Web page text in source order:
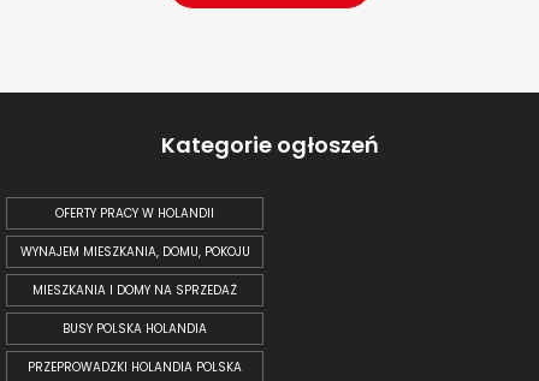
Kategorie ogłoszeń
OFERTY PRACY W HOLANDII
WYNAJEM MIESZKANIA, DOMU, POKOJU
MIESZKANIA I DOMY NA SPRZEDAŻ
BUSY POLSKA HOLANDIA
PRZEPROWADZKI HOLANDIA POLSKA